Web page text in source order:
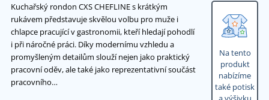
Kuchařský rondon CXS CHEFLINE s krátkým
rukávem představuje skvělou volbu pro muže i
chlapce pracující v gastronomii, kteří hledají pohodlí
i při náročné práci. Díky modernímu vzhledu a
promyšleným detailům slouží nejen jako praktický
pracovní oděv, ale také jako reprezentativní součást
pracovního…
Na tento
produkt
nabízíme
také potisk